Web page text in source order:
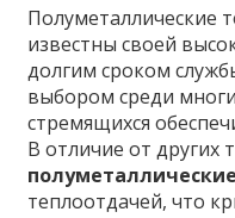
Полуметаллические
известны своей
долгим сроком
выбором среди
стремящихся
В отличие от других
полуметаллические
теплоотдачей, что